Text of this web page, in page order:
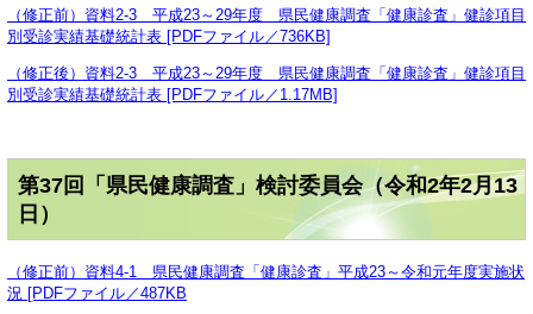
（修正前）資料2-3 平成23～29年度 県民健康調査「健康診査」健診項目
別受診実績基礎統計表 [PDFファイル／736KB]
（修正後）資料2-3 平成23～29年度 県民健康調査「健康診査」健診項目
別受診実績基礎統計表 [PDFファイル／1.17MB]
第37回「県民健康調査」検討委員会（令和2年2月13
日）
（修正前）資料4-1 県民健康調査「健康診査」平成23～令和元年度実施状
況 [PDFファイル／487KB